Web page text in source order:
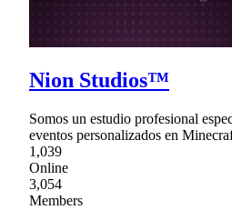
Nion Studios™
Somos un estudio profesional
eventos personalizados en
1,039
Online
3,054
Members